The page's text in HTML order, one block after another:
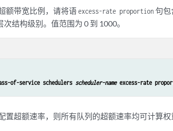
额带宽比例，请将语excess-rate proportion 句包
次结构级别。值范围为 0 到 1000。
of-service schedulers scheduler-name excess-rate
置超额速率，则所有队列的超额速率均可计算